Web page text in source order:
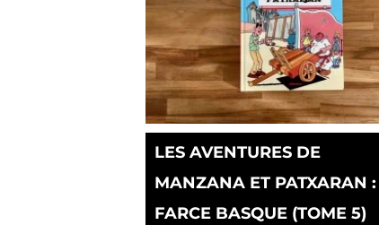
LES AVENTURES DE
MANZANA ET PATXARAN :
FARCE BASQUE (TOME 5)